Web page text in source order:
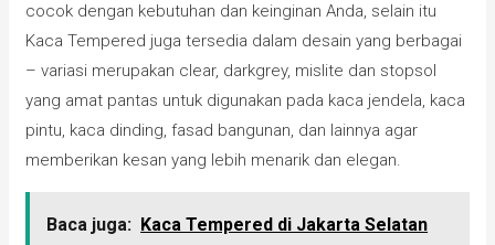
cocok dengan kebutuhan dan keinginan Anda, selain itu
Kaca Tempered juga tersedia dalam desain yang berbagai
– variasi merupakan clear, darkgrey, mislite dan stopsol
yang amat pantas untuk digunakan pada kaca jendela, kaca
pintu, kaca dinding, fasad bangunan, dan lainnya agar
memberikan kesan yang lebih menarik dan elegan.
Baca juga: Kaca Tempered di Jakarta Selatan